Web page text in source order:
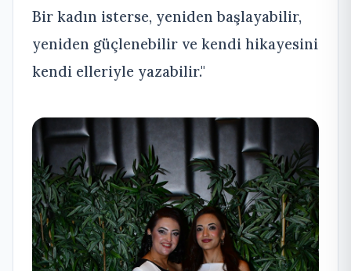
Bir kadın isterse, yeniden başlayabilir,
yeniden güçlenebilir ve kendi hikayesini
kendi elleriyle yazabilir."